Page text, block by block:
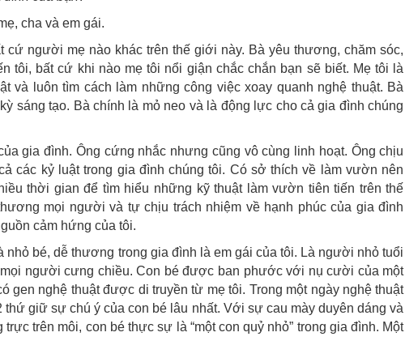
cha và em gái.
cứ người mẹ nào khác trên thế giới này. Bà yêu thương, chăm sóc,
tôi, bất cứ khi nào mẹ tôi nổi giận chắc chắn bạn sẽ biết. Mẹ tôi là
và luôn tìm cách làm những công việc xoay quanh nghệ thuật. Bà
sáng tạo. Bà chính là mỏ neo và là động lực cho cả gia đình chúng
gia đình. Ông cứng nhắc nhưng cũng vô cùng linh hoạt. Ông chịu
các kỷ luật trong gia đình chúng tôi. Có sở thích về làm vườn nên
thời gian để tìm hiểu những kỹ thuật làm vườn tiên tiến trên thế
mọi người và tự chịu trách nhiệm về hạnh phúc của gia đình
cảm hứng của tôi.
nhỏ bé, dễ thương trong gia đình là em gái của tôi. Là người nhỏ tuổi
người cưng chiều. Con bé được ban phước với nụ cười của một
gen nghệ thuật được di truyền từ mẹ tôi. Trong một ngày nghệ thuật
thứ giữ sự chú ý của con bé lâu nhất. Với sự cau mày duyên dáng và
trên môi, con bé thực sự là “một con quỷ nhỏ” trong gia đình. Một